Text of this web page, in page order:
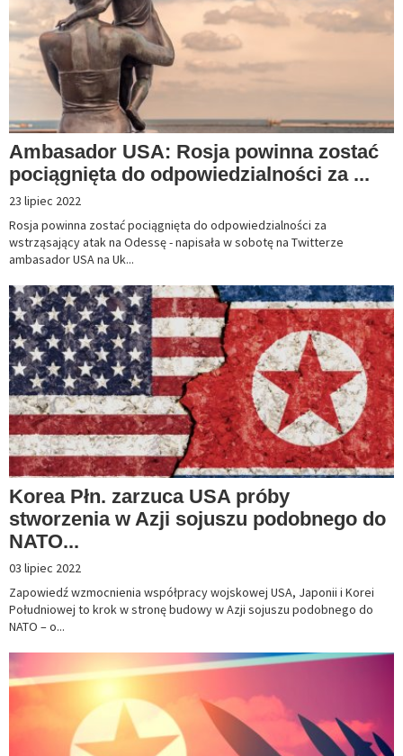
Ambasador USA: Rosja powinna zostać
pociągnięta do odpowiedzialności za ...
23 lipiec 2022
Rosja powinna zostać pociągnięta do odpowiedzialności za
wstrząsający atak na Odessę - napisała w sobotę na Twitterze
ambasador USA na Uk...
Korea Płn. zarzuca USA próby
stworzenia w Azji sojuszu podobnego do
NATO...
03 lipiec 2022
Zapowiedź wzmocnienia współpracy wojskowej USA, Japonii i Korei
Południowej to krok w stronę budowy w Azji sojuszu podobnego do
NATO – o...